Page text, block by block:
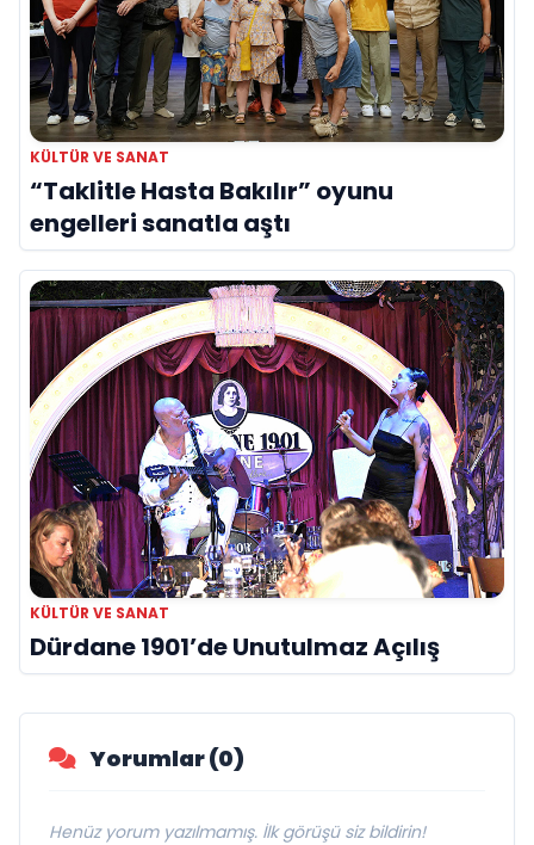
KÜLTÜR VE SANAT
“Taklitle Hasta Bakılır” oyunu
engelleri sanatla aştı
KÜLTÜR VE SANAT
Dürdane 1901’de Unutulmaz Açılış
Yorumlar (0)
Henüz yorum yazılmamış. İlk görüşü siz bildirin!